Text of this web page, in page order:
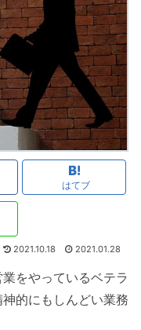
はてブ
2021.10.18 2021.01.28
をやっているベテラ
的にもしんどい業務